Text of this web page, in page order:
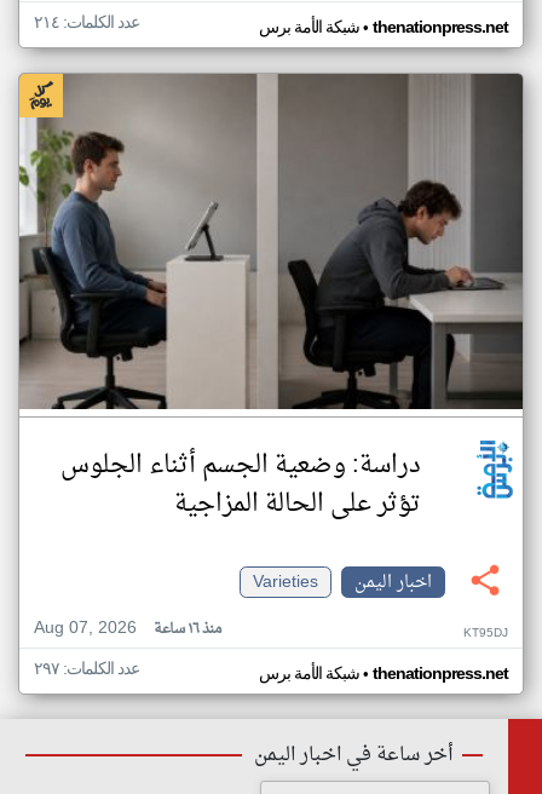
شبكة الأمة برس• thenationpress.net عدد الكلمات: ٢١٤
دراسة: وضعية الجسم أثناء الجلوس
تؤثر على الحالة المزاجية
اخبار اليمن
Varieties
Aug 07, 2026
منذ ١٦ ساعة KT95DJ
شبكة الأمة برس• thenationpress.net عدد الكلمات: ٢٩٧
أخر ساعة في اخبار اليمن